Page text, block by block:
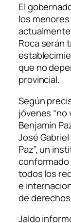
El
los
Roca serán
que no
provincial.
Según
jóvenes “no
Benjamín
José
Paz”, un
todos los
e
de
Jaldo